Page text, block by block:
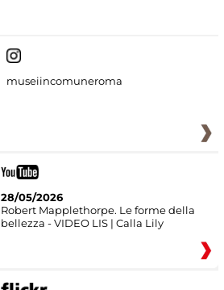
museiincomuneroma
28/05/2026
Robert Mapplethorpe. Le forme della
bellezza - VIDEO LIS | Calla Lily